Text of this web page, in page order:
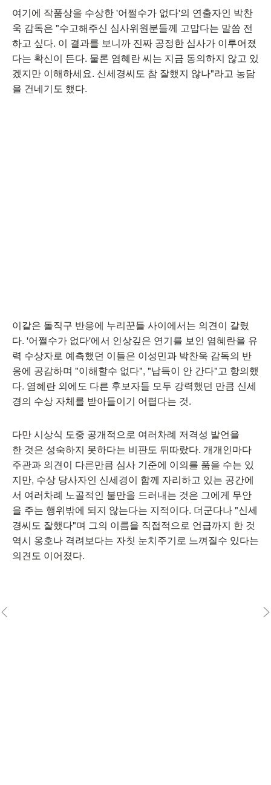
여기에 작품상을 수상한 '어쩔수가 없다'의 연출자인 박찬
욱 감독은 "수고해주신 심사위원분들께 고맙다는 말씀 전
하고 싶다. 이 결과를 보니까 진짜 공정한 심사가 이루어졌
다는 확신이 든다. 물론 염혜란 씨는 지금 동의하지 않고 있
겠지만 이해하세요. 신세경씨도 참 잘했지 않나"라고 농담
을 건네기도 했다.
이같은 돌직구 반응에 누리꾼들 사이에서는 의견이 갈렸
다. '어쩔수가 없다'에서 인상깊은 연기를 보인 염혜란을 유
력 수상자로 예측했던 이들은 이성민과 박찬욱 감독의 반
응에 공감하며 "이해할수 없다", "납득이 안 간다"고 항의했
다. 염혜란 외에도 다른 후보자들 모두 강력했던 만큼 신세
경의 수상 자체를 받아들이기 어렵다는 것.
다만 시상식 도중 공개적으로 여러차례 저격성 발언을
한 것은 성숙하지 못하다는 비판도 뒤따랐다. 개개인마다
주관과 의견이 다른만큼 심사 기준에 이의를 품을 수는 있
지만, 수상 당사자인 신세경이 함께 자리하고 있는 공간에
서 여러차례 노골적인 불만을 드러내는 것은 그에게 무안
을 주는 행위밖에 되지 않는다는 지적이다. 더군다나 "신세
경씨도 잘했다"며 그의 이름을 직접적으로 언급까지 한 것
역시 옹호나 격려보다는 자칫 눈치주기로 느껴질수 있다는
의견도 이어졌다.